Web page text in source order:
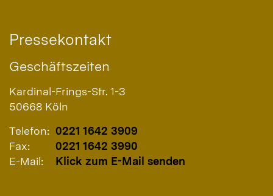
Pressekontakt
Geschäftszeiten
Kardinal-Frings-Str. 1-3
50668 Köln
Telefon: 0221 1642 3909
Fax:
0221 1642 3990
E-Mail:
Klick zum E-Mail senden